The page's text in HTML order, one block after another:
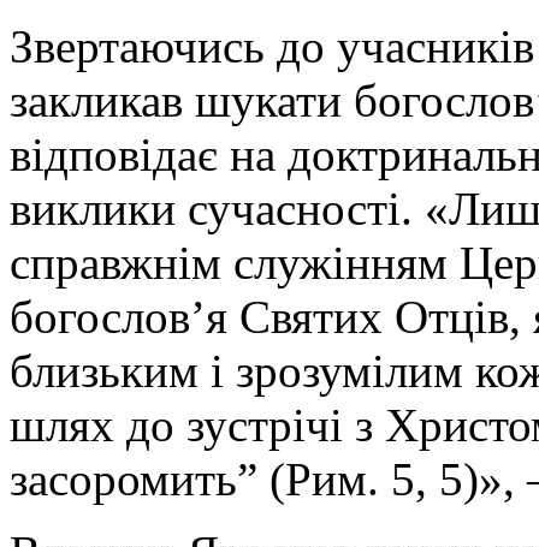
Звертаючись до
закликав шукати
відповідає на
виклики сучасності.
справжнім служінням
богослов’я Святих
близьким і зрозумілим
шлях до зустрічі з
засоромить” (Рим. 5, 5)»,